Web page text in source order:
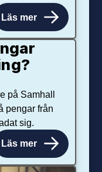
Läs mer
på Samhall
pengar från
sig.
Läs mer